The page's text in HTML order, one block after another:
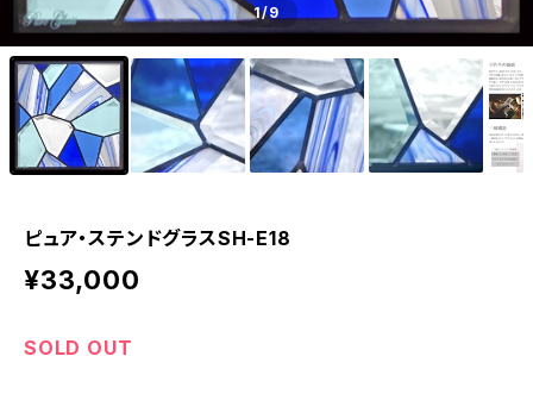
1/9
ピュア・ステンドグラスSH-E18
¥33,000
SOLD OUT